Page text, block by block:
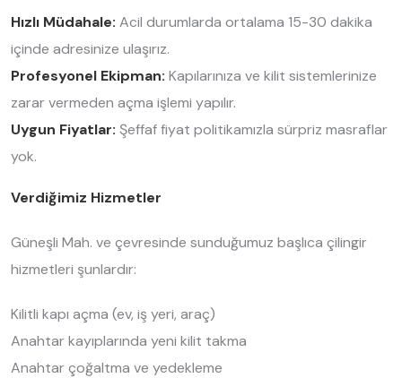
Hızlı Müdahale: Acil durumlarda ortalama 15-30 dakika
içinde adresinize ulaşırız.
Profesyonel Ekipman: Kapılarınıza ve kilit sistemlerinize
zarar vermeden açma işlemi yapılır.
Uygun Fiyatlar: Şeffaf fiyat politikamızla sürpriz masraflar
yok.
Verdiğimiz Hizmetler
Güneşli Mah. ve çevresinde sunduğumuz başlıca çilingir
hizmetleri şunlardır:
Kilitli kapı açma (ev, iş yeri, araç)
Anahtar kayıplarında yeni kilit takma
Anahtar çoğaltma ve yedekleme